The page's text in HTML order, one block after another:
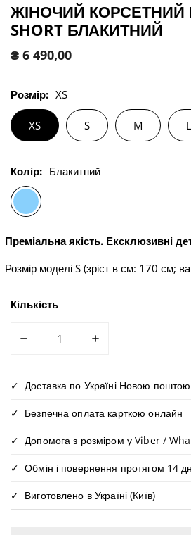
ЖІНОЧИЙ КОРСЕТНИЙ
SHORT БЛАКИТНИЙ
Звичайна
₴ 6 490,00
Розмір: XS
XS S M L
Колір: Блакитний
Преміальна якість. Ексклюзивні
Розмір моделі S (зріст в см: 170 см;
Кількість
Доставка по Україні Новою поштою
Безпечна оплата карткою онлайн
Допомога з розміром у Viber /
Обмін і повернення протягом 14
Виготовлено в Україні (Київ)